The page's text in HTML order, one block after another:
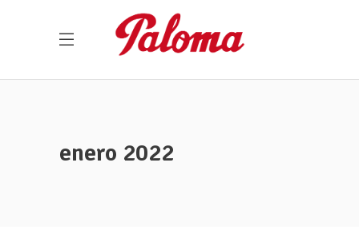
enero 2022